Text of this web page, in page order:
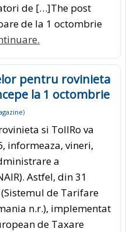
de […]The post
de la 1 octombrie
pentru rovinieta
la 1 octombrie
)
si TollRo va
informeaza, vineri,
a
Astfel, din 31
de Tarifare
n.r.), implementat
de Taxare